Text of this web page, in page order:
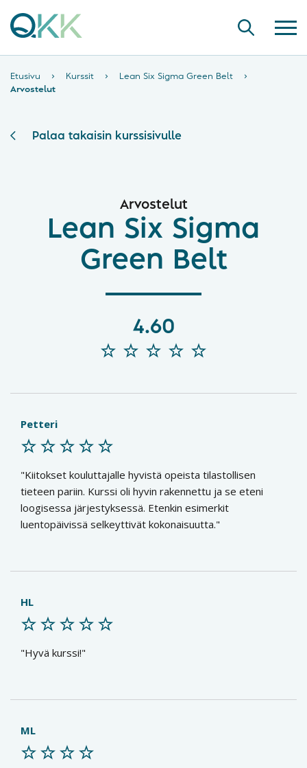
Etusivu › Kurssit › Lean Six Sigma Green Belt
›
Arvostelut
Palaa takaisin kurssisivulle
Arvostelut
Lean Six Sigma
Green Belt
4.60
Petteri
Kiitokset kouluttajalle hyvistä opeista tilastollisen
tieteen pariin. Kurssi oli hyvin rakennettu ja se eteni
loogisessa järjestyksessä. Etenkin esimerkit
luentopäivissä selkeyttivät kokonaisuutta.
HL
Hyvä kurssi!
ML